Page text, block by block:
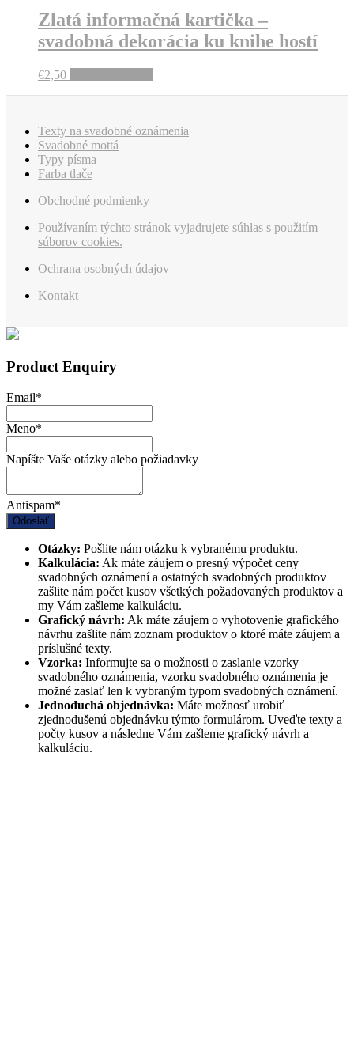
product
page
€45,00
variants.
The
options
on
Zlatá informačná kartička –
svadobná dekorácia ku knihe hostí
€2,50
Texty na svadobné oznámenia
Svadobné mottá
Typy písma
Farba tlače
Obchodné podmienky
Používaním týchto stránok vyjadrujete súhlas s použitím
súborov cookies.
Ochrana osobných údajov
Kontakt
Product Enquiry
Email*
Meno*
Napíšte Vaše otázky alebo požiadavky
Antispam*
Odoslať
Otázky: Pošlite nám otázku k vybranému produktu.
Kalkulácia: Ak máte záujem o presný výpočet ceny
svadobných oznámení a ostatných svadobných produktov
zašlite nám počet kusov všetkých požadovaných produktov a
my Vám zašleme kalkuláciu.
Grafický návrh: Ak máte záujem o vyhotovenie grafického
návrhu zašlite nám zoznam produktov o ktoré máte záujem a
príslušné texty.
Vzorka: Informujte sa o možnosti o zaslanie vzorky
svadobného oznámenia, vzorku svadobného oznámenia je
možné zaslať len k vybraným typom svadobných oznámení.
Jednoduchá objednávka: Máte možnosť urobiť
zjednodušenú objednávku týmto formulárom. Uveďte texty a
počty kusov a následne Vám zašleme grafický návrh a
kalkuláciu.